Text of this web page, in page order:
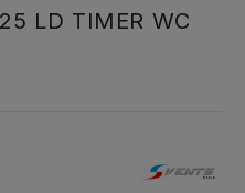
LD TIMER WC